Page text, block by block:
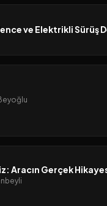
ve Elektrikli Sürüş
Aracın Gerçek